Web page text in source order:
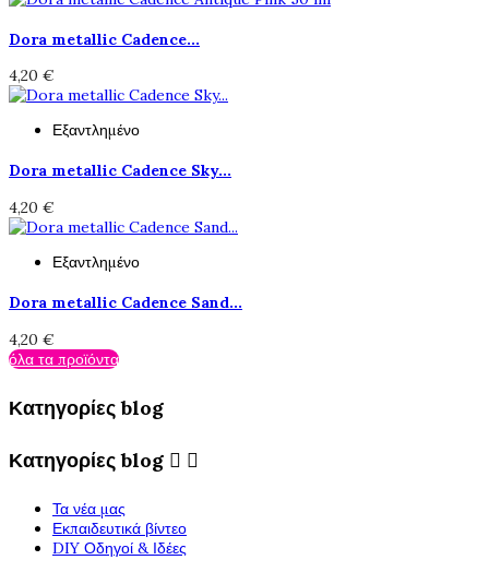
Dora metallic Cadence...
4,20 €
Εξαντλημένο
Dora metallic Cadence Sky...
4,20 €
Εξαντλημένο
Dora metallic Cadence Sand...
4,20 €
όλα τα προϊόντα
Κατηγορίες blog
Κατηγορίες blog  
Τα νέα μας
Εκπαιδευτικά βίντεο
DIY Οδηγοί & Ιδέες